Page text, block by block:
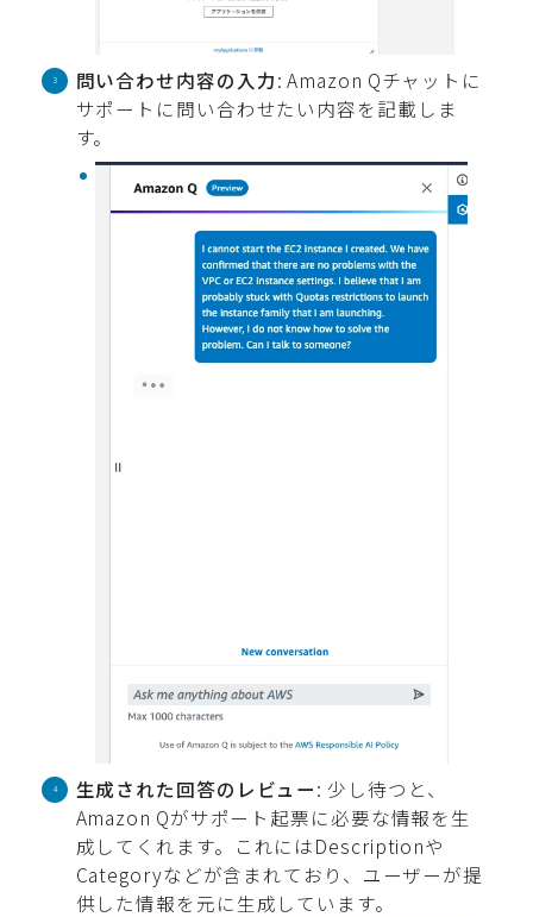
問い合わせ内容の入力: Amazon Qチャットに
サポートに問い合わせたい内容を記載しま
す。
生成された回答のレビュー: 少し待つと、
Amazon Qがサポート起票に必要な情報を生
成してくれます。これにはDescriptionや
Categoryなどが含まれており、ユーザーが提
供した情報を元に生成しています。